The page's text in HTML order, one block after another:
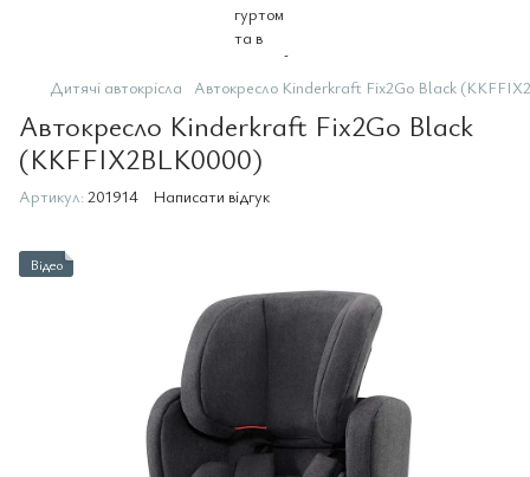
Дитячі автокрісла Автокресло Kinderkraft Fix2Go Black
Автокресло Kinderkraft Fix2Go Black
(KKFFIX2BLK0000)
Артикул: 201914 Написати відгук
Відео